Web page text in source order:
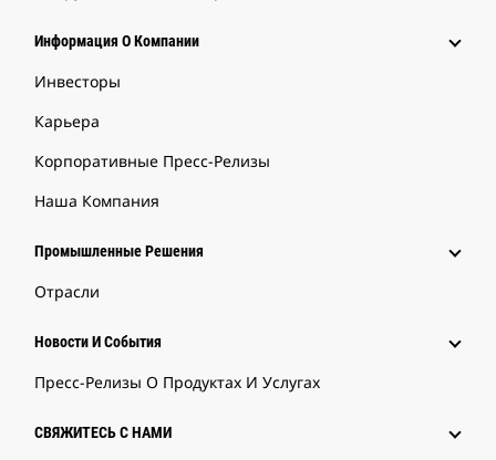
Информация О Компании
Инвесторы
Карьера
Корпоративные Пресс-Релизы
Наша Компания
Промышленные Решения
Отрасли
Новости И События
Пресс-Релизы О Продуктах И Услугах
СВЯЖИТЕСЬ С НАМИ